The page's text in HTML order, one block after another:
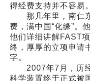
得经费支持并不容易。
那几年里，南仁东
费，满中国“化缘”。
他们详细讲解FAST
终，厚厚的立项申请
字。
2007年7月，历经
科学装置终于正式被